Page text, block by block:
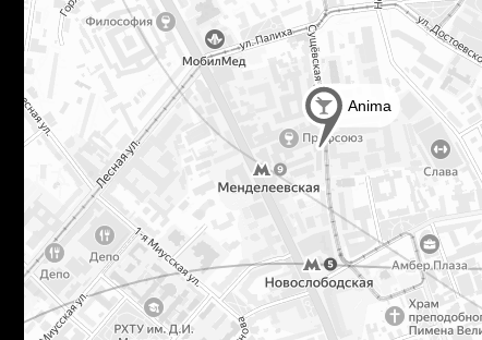
г. Москва, ул. Сущевская, д. 21
тел. +7 (963) 773 34 - 43